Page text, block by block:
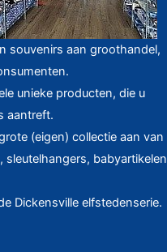
souvenirs aan groothandel,
unieke producten, die u
aantreft.
(eigen) collectie aan van
babyartikelen
Dickensville elfstedenserie.